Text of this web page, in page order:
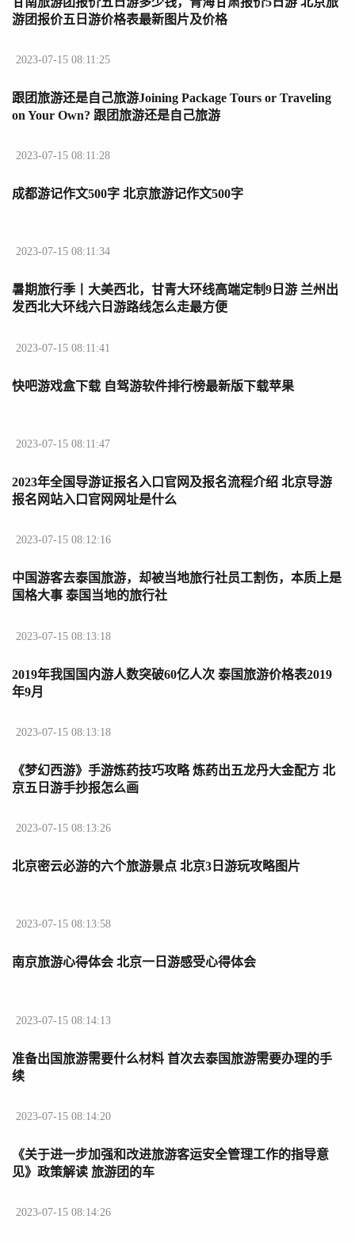
游团报价五日游价格表最新图片及价格
2023-07-15 08:11:25
跟团旅游还是自己旅游Joining Package Tours or Traveling
on Your Own? 跟团旅游还是自己旅游
2023-07-15 08:11:28
成都游记作文500字 北京旅游记作文500字
2023-07-15 08:11:34
暑期旅行季丨大美西北，甘青大环线高端定制9日游 兰州出
发西北大环线六日游路线怎么走最方便
2023-07-15 08:11:41
快吧游戏盒下载 自驾游软件排行榜最新版下载苹果
2023-07-15 08:11:47
2023年全国导游证报名入口官网及报名流程介绍 北京导游
报名网站入口官网网址是什么
2023-07-15 08:12:16
中国游客去泰国旅游，却被当地旅行社员工割伤，本质上是
国格大事 泰国当地的旅行社
2023-07-15 08:13:18
2019年我国国内游人数突破60亿人次 泰国旅游价格表2019
年9月
2023-07-15 08:13:18
《梦幻西游》手游炼药技巧攻略 炼药出五龙丹大金配方 北
京五日游手抄报怎么画
2023-07-15 08:13:26
北京密云必游的六个旅游景点 北京3日游玩攻略图片
2023-07-15 08:13:58
南京旅游心得体会 北京一日游感受心得体会
2023-07-15 08:14:13
准备出国旅游需要什么材料 首次去泰国旅游需要办理的手
续
2023-07-15 08:14:20
《关于进一步加强和改进旅游客运安全管理工作的指导意
见》政策解读 旅游团的车
2023-07-15 08:14:26